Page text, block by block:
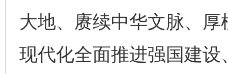
大地、赓续中华文脉、
现代化全面推进强国建